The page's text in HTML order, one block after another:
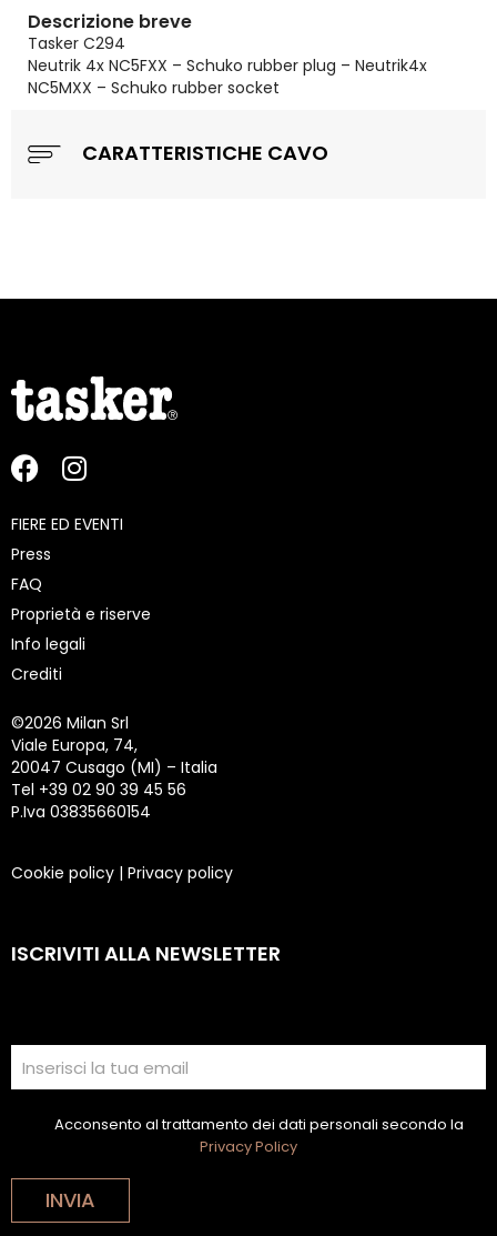
Descrizione breve
Tasker C294
Neutrik 4x NC5FXX – Schuko rubber plug – Neutrik4x
NC5MXX – Schuko rubber socket
CARATTERISTICHE CAVO
FIERE ED EVENTI
Press
FAQ
Proprietà e riserve
Info legali
Crediti
©2026 Milan Srl
Viale Europa, 74,
20047 Cusago (MI) – Italia
Tel +39 02 90 39 45 56
P.Iva 03835660154
Cookie policy | Privacy policy
ISCRIVITI ALLA NEWSLETTER
Acconsento al trattamento dei dati personali secondo la
Privacy Policy
INVIA